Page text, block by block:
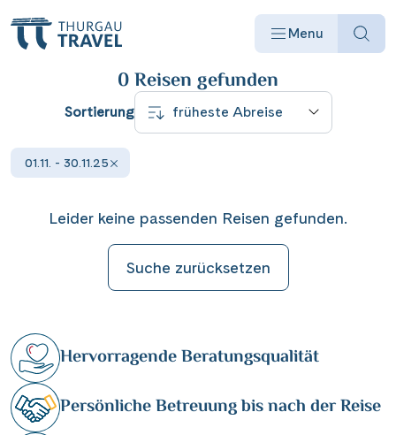
Menu
Schiffe
Informationen
ERGEBNISSE FILTERN
0 Reisen gefunden
Sortierung
01.11. - 30.11.25
Leider keine passenden Reisen gefunden.
Suche zurücksetzen
Hervorragende Beratungsqualität
Persönliche Betreuung bis nach der Reise